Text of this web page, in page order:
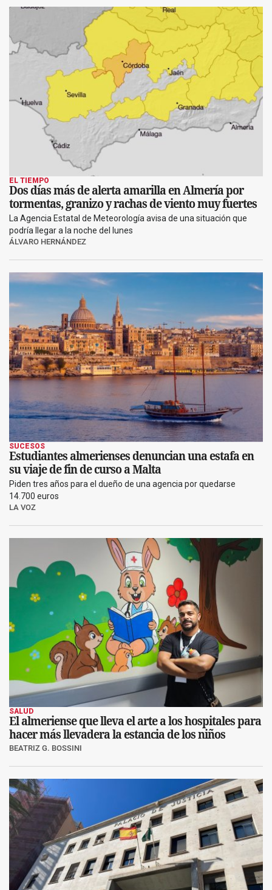
EL TIEMPO
Dos días más de alerta amarilla en Almería por
tormentas, granizo y rachas de viento muy fuertes
ÁLVARO HERNÁNDEZ
La Agencia Estatal de Meteorología avisa de una situación que
podría llegar a la noche del lunes
SUCESOS
Estudiantes almerienses denuncian una estafa en
su viaje de fin de curso a Malta
LA VOZ
Piden tres años para el dueño de una agencia por quedarse
14.700 euros
SALUD
El almeriense que lleva el arte a los hospitales para
hacer más llevadera la estancia de los niños
BEATRIZ G. BOSSINI